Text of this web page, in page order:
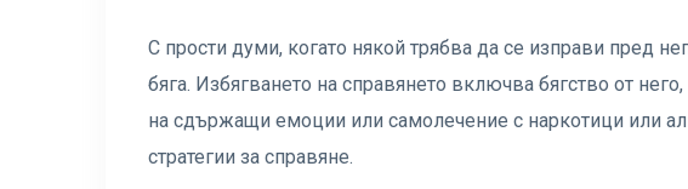
С прости думи, когато някой трябва да се изправи пред
бяга. Избягването на справянето включва бягство от
на сдържащи емоции или самолечение с наркотици или
стратегии за справяне.